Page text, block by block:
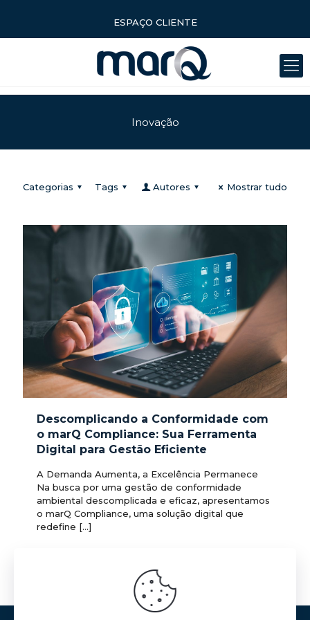
ESPAÇO CLIENTE
Inovação
Categorias Tags Autores Mostrar tudo
Descomplicando a Conformidade com
o marQ Compliance: Sua Ferramenta
Digital para Gestão Eficiente
A Demanda Aumenta, a Excelência Permanece
Na busca por uma gestão de conformidade
ambiental descomplicada e eficaz, apresentamos
o marQ Compliance, uma solução digital que
redefine […]